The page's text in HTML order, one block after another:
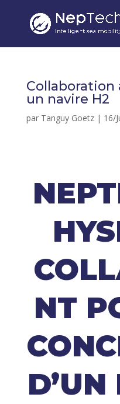
Collaboration
un navire H2
par Tanguy Goetz| 16/
NT